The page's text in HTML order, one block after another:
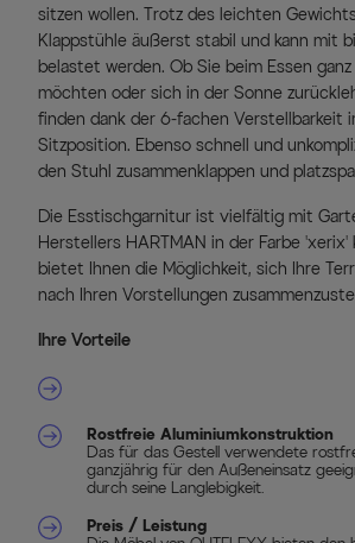
sitzen wollen. Trotz des leichten
Klappstühle äußerst stabil und kann mit
belastet werden. Ob Sie beim Essen
möchten oder sich in der Sonne
finden dank der 6-fachen Verstellbarkeit
Sitzposition. Ebenso schnell und
den Stuhl zusammenklappen und
Die Esstischgarnitur ist vielfältig mit
Herstellers HARTMAN in der Farbe 'xerix'
bietet Ihnen die Möglichkeit, sich Ihre
nach Ihren Vorstellungen
Ihre Vorteile
Rostfreie Aluminiumkonstruktion
Das für das Gestell verwendete
ganzjährig für den Außeneinsatz
durch seine Langlebigkeit.
Preis / Leistung